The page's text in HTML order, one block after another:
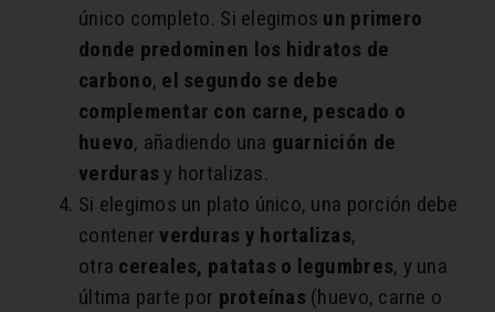
único completo. Si elegimos un primero
donde predominen los hidratos de
carbono, el segundo se debe
complementar con carne, pescado o
huevo, añadiendo una guarnición de
verduras y hortalizas.
Si elegimos un plato único, una porción debe
contener verduras y hortalizas,
otra cereales, patatas o legumbres, y una
última parte por proteínas (huevo, carne o